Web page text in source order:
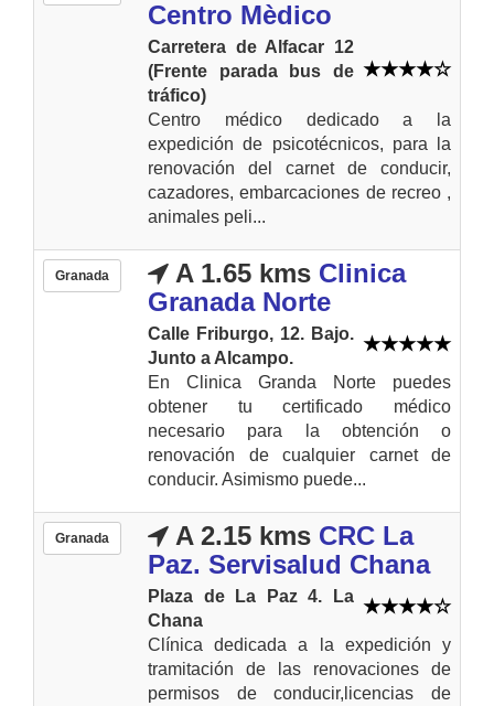
Centro Mèdico
Carretera de Alfacar 12
(Frente parada bus de
tráfico)
Centro médico dedicado a la
expedición de psicotécnicos, para la
renovación del carnet de conducir,
cazadores, embarcaciones de recreo ,
animales peli...
Granada A 1.65 kms Clinica
Granada Norte
Calle Friburgo, 12. Bajo.
Junto a Alcampo.
En Clinica Granda Norte puedes
obtener tu certificado médico
necesario para la obtención o
renovación de cualquier carnet de
conducir. Asimismo puede...
Granada A 2.15 kms CRC La
Paz. Servisalud Chana
Plaza de La Paz 4. La
Chana
Clínica dedicada a la expedición y
tramitación de las renovaciones de
permisos de conducir,licencias de